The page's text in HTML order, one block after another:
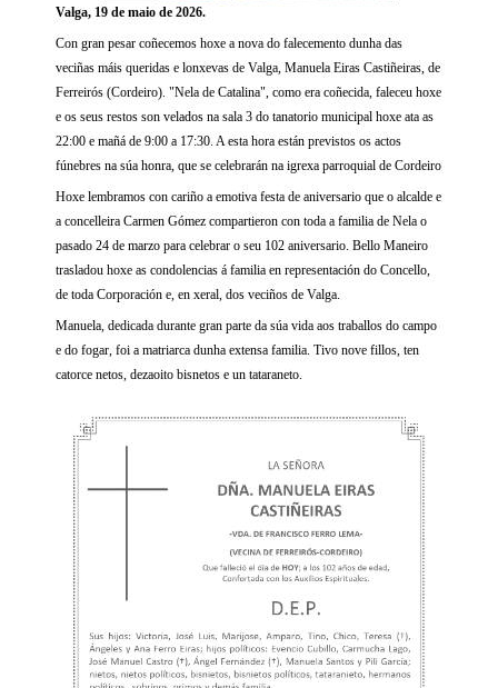
Valga, 19 de maio de 2026.
Con gran pesar coñecemos hoxe a nova do falecemento dunha das
veciñas máis queridas e lonxevas de Valga, Manuela Eiras Castiñeiras, de
Ferreirós (Cordeiro). "Nela de Catalina", como era coñecida, faleceu hoxe
e os seus restos son velados na sala 3 do tanatorio municipal hoxe ata as
22:00 e mañá de 9:00 a 17:30. A esta hora están previstos os actos
fúnebres na súa honra, que se celebrarán na igrexa parroquial de Cordeiro
Hoxe lembramos con cariño a emotiva festa de aniversario que o alcalde e
a concelleira Carmen Gómez compartieron con toda a familia de Nela o
pasado 24 de marzo para celebrar o seu 102 aniversario. Bello Maneiro
trasladou hoxe as condolencias á familia en representación do Concello,
de toda Corporación e, en xeral, dos veciños de Valga.
Manuela, dedicada durante gran parte da súa vida aos traballos do campo
e do fogar, foi a matriarca dunha extensa familia. Tivo nove fillos, ten
catorce netos, dezaoito bisnetos e un tataraneto.